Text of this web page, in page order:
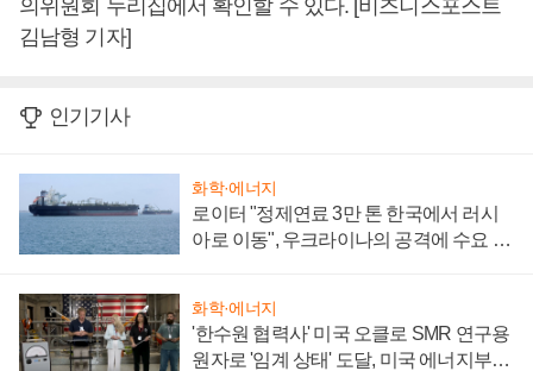
의위원회 누리집에서 확인할 수 있다. [비즈니스포스트
김남형 기자]
인기기사
화학·에너지
로이터 "정제연료 3만 톤 한국에서 러시
아로 이동", 우크라이나의 공격에 수요 늘
화학·에너지
'한수원 협력사' 미국 오클로 SMR 연구용
원자로 '임계 상태' 도달, 미국 에너지부